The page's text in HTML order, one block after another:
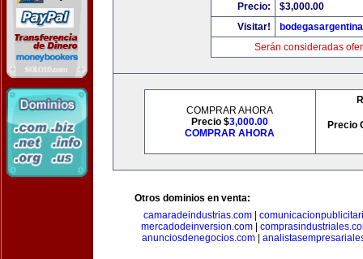
Precio:
$3,000.00
Visitar!
Serán consideradas
COMPRAR AHORA
Precio $3,000.00
COMPRAR AHORA
Precio
Otros dominios en venta:
camaradeindustrias.com|
mercadodeinversion.com
anunciosdenegocios.com|